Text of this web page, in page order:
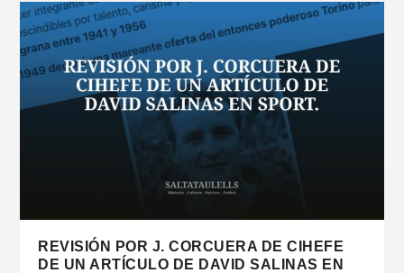
REVISIÓN POR J. CORCUERA DE CIHEFE
DE UN ARTÍCULO DE DAVID SALINAS EN